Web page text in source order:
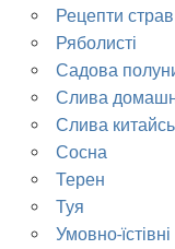
Рецепти страв
Ряболисті
Садова
Слива
Слива
Сосна
Терен
Туя
Умовно-